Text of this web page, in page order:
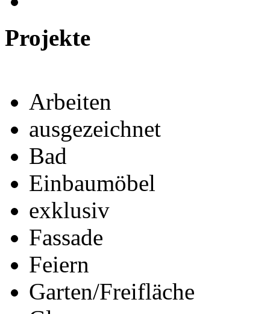
Projekte
Arbeiten
ausgezeichnet
Bad
Einbaumöbel
exklusiv
Fassade
Feiern
Garten/Freifläche